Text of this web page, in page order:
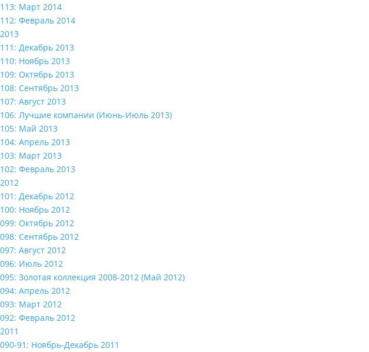
113: Март 2014
112: Февраль 2014
2013
111: Декабрь 2013
110: Ноябрь 2013
109: Октябрь 2013
108: Сентябрь 2013
107: Август 2013
106: Лучшие компании (Июнь-Июль 2013)
105: Май 2013
104: Апрель 2013
103: Март 2013
102: Февраль 2013
2012
101: Декабрь 2012
100: Ноябрь 2012
099: Октябрь 2012
098: Сентябрь 2012
097: Август 2012
096: Июль 2012
095: Золотая коллекция 2008-2012 (Май 2012)
094: Апрель 2012
093: Март 2012
092: Февраль 2012
2011
090-91: Ноябрь-Декабрь 2011